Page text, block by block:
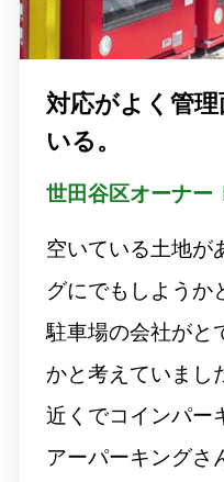
対応がよく管
いる。
世⽥谷区オーナー
空いている土地が
グにでもしようか
駐車場の会社がと
かと考えていまし
近くでコインパー
アーパーキングさ